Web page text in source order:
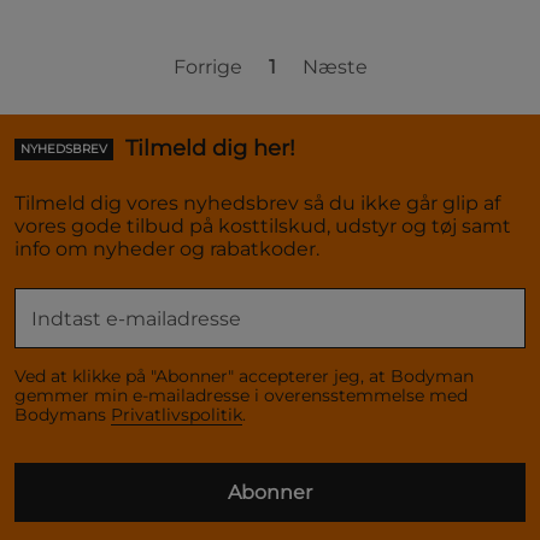
Forrige 1 Næste
NYHEDSBREV Tilmeld dig her!
Tilmeld dig vores nyhedsbrev så du ikke går glip af
vores gode tilbud på kosttilskud, udstyr og tøj samt
info om nyheder og rabatkoder.
Ved at klikke på "Abonner" accepterer jeg, at Bodyman
gemmer min e-mailadresse i overensstemmelse med
Bodymans Privatlivspolitik.
Abonner